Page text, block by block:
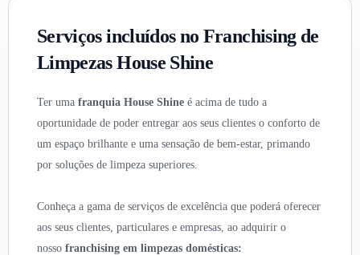
Serviços incluídos no Franchising de
Limpezas House Shine
Ter uma franquia House Shine é acima de tudo a
oportunidade de poder entregar aos seus clientes o conforto de
um espaço brilhante e uma sensação de bem-estar, primando
por soluções de limpeza superiores.
Conheça a gama de serviços de excelência que poderá oferecer
aos seus clientes, particulares e empresas, ao adquirir o
nosso franchising em limpezas domésticas: